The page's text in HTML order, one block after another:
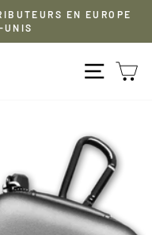
EN EUROPE
UNIS